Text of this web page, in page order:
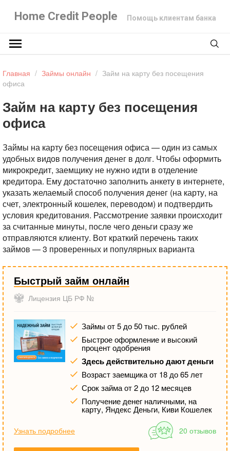
Home Credit People Помощь клиентам банка
Главная / Займы онлайн / Займ на карту без посещения
офиса
Займ на карту без посещения
офиса
Займы на карту без посещения офиса — один из самых
удобных видов получения денег в долг. Чтобы оформить
микрокредит, заемщику не нужно идти в отделение
кредитора. Ему достаточно заполнить анкету в интернете,
указать желаемый способ получения денег (на карту, на
счет, электронный кошелек, переводом) и подтвердить
условия кредитования. Рассмотрение заявки происходит
за считанные минуты, после чего деньги сразу же
отправляются клиенту. Вот краткий перечень таких
займов — 3 проверенных и популярных варианта
Быстрый займ онлайн
Лицензия ЦБ РФ №
Займы от 5 до 50 тыс. рублей
Быстрое оформление и высокий
процент одобрения
Здесь действительно дают деньги
Возраст заемщика от 18 до 65 лет
Срок займа от 2 до 12 месяцев
Получение денег наличными, на
карту, Яндекс Деньги, Киви Кошелек
Узнать подробнее 20 отзывов